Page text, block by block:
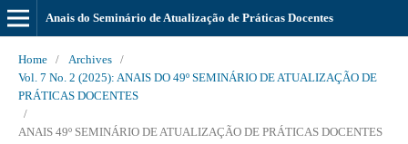
Anais do Seminário de Atualização de Práticas Docentes
Home / Archives
/
Vol. 7 No. 2 (2025): ANAIS DO 49º SEMINÁRIO DE ATUALIZAÇÃO DE
PRÁTICAS DOCENTES
/
ANAIS 49º SEMINÁRIO DE ATUALIZAÇÃO DE PRÁTICAS DOCENTES